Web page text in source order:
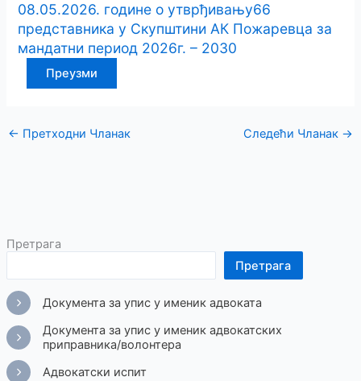
Претрага
Претрага
Документа за упис у именик адвоката
Документа за упис у именик адвокатских
приправника/волонтера
Адвокатски испит
08.05.2026. године о утврђивању66
представника у Скупштини АК Пожаревца за
мандатни период 2026г. – 2030
Преузми
← Претходни Чланак Следећи Чланак →